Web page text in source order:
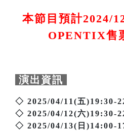
本節目預計2024/
OPENTIX售
演出資訊
◇ 2025/04/11(五)19:30-
◇ 2025/04/12(六)19:30-
◇ 2025/04/13(日)14:00-